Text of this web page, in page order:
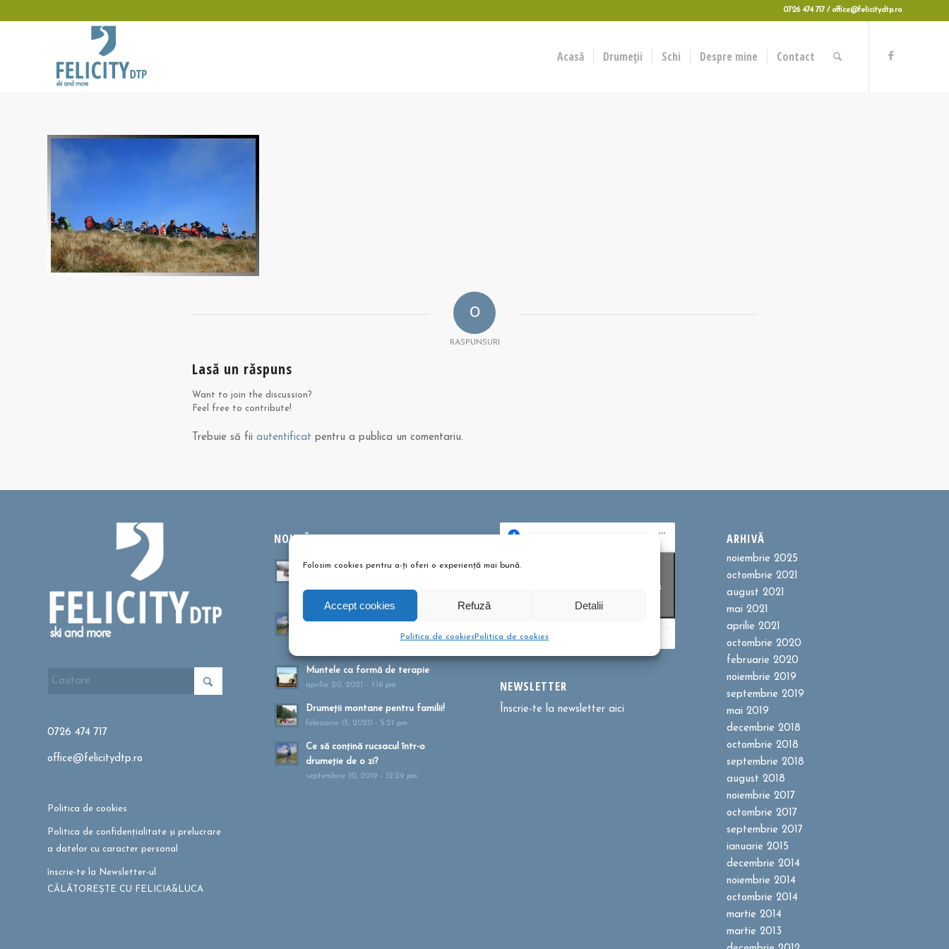
Folosim cookies pentru a-ți oferi o experiență mai bună.
Accept cookies Refuză Detalii
Politica de cookiesPolitica de cookies
0726 474 717 / office@felicitydtp.ro
Acasă Drumeții Schi Despre mine Contact
0
RASPUNSURI
Lasă un răspuns
Want to join the discussion?
Feel free to contribute!
Trebuie să fii autentificat pentru a publica un comentariu.
0726 474 717
office@felicitydtp.ro
Politica de cookies
Politica de confidențialitate și prelucrare
a datelor cu caracter personal
înscrie-te la Newsletter-ul
CĂLĂTOREȘTE CU FELICIA&LUCA
NOUTĂȚI ȘI ARTICOLE
Tabere pentru copii? Sunt bune
Muntele ca formă de terapie
aprilie 20, 2021 - 1:16 pm
Drumeții montane pentru familii!
februarie 13, 2020 - 5:21 pm
Ce să conțină rucsacul într-o
drumeție de o zi?
septembrie 10, 2019 - 12:29 pm
Dă clic pentru a accepta cookie-
urile pentru marketing și pentru a
activa acest conținut
NEWSLETTER
Înscrie-te la newsletter aici
ARHIVĂ
noiembrie 2025
octombrie 2021
august 2021
mai 2021
aprilie 2021
octombrie 2020
februarie 2020
noiembrie 2019
septembrie 2019
mai 2019
decembrie 2018
octombrie 2018
septembrie 2018
august 2018
noiembrie 2017
octombrie 2017
septembrie 2017
ianuarie 2015
decembrie 2014
noiembrie 2014
octombrie 2014
martie 2014
martie 2013